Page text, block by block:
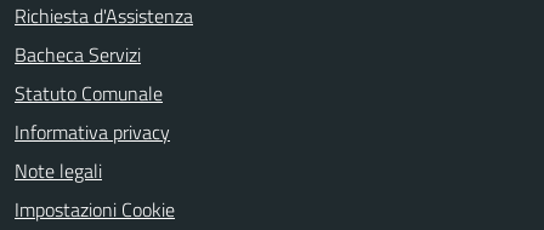
Richiesta d'Assistenza
Bacheca Servizi
Statuto Comunale
Informativa privacy
Note legali
Impostazioni Cookie